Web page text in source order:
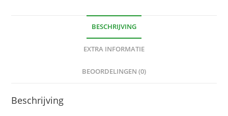
BESCHRIJVING
EXTRA INFORMATIE
BEOORDELINGEN (0)
Beschrijving